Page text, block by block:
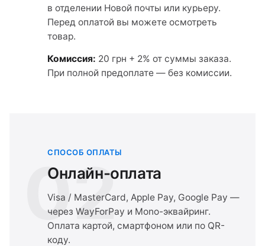
в отделении Новой почты или курьеру.
Перед оплатой вы можете осмотреть
товар.
Комиссия: 20 грн + 2% от суммы заказа.
При полной предоплате — без комиссии.
02
СПОСОБ ОПЛАТЫ
Онлайн-оплата
Visa / MasterCard, Apple Pay, Google Pay —
через WayForPay и Mono-эквайринг.
Оплата картой, смартфоном или по QR-
коду.